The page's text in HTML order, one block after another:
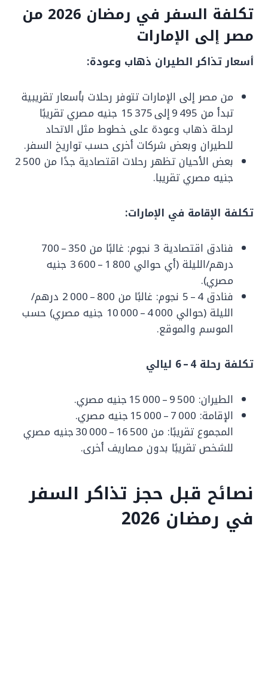
تكلفة السفر في رمضان 2026 من
مصر إلى الإمارات
أسعار تذاكر الطيران ذهاب وعودة:
من مصر إلى الإمارات تتوفر رحلات بأسعار تقريبية
تبدأ من 9 495 إلى 15 375 جنيه مصري تقريبًا
لرحلة ذهاب وعودة على خطوط مثل الاتحاد
للطيران وبعض شركات أخرى حسب تواريخ السفر.
بعض الأحيان تظهر رحلات اقتصادية جدًا من 2 500
جنيه مصري تقريبا.
تكلفة الإقامة في الإمارات:
فنادق اقتصادية 3 نجوم: غالبًا من 350 – 700
درهم/الليلة (أي حوالي 1 800 – 3 600 جنيه
مصري).
فنادق 4 – 5 نجوم: غالبًا من 800 – 2 000 درهم/
الليلة (حوالي 4 000 – 10 000 جنيه مصري) حسب
الموسم والموقع.
تكلفة رحلة 4 – 6 ليالي
الطيران: 9 500 – 15 000 جنيه مصري.
الإقامة: 7 000 – 15 000 جنيه مصري.
المجموع تقريبًا: من 16 500 – 30 000 جنيه مصري
للشخص تقريبًا بدون مصاريف أخرى.
نصائح قبل حجز تذاكر السفر
في رمضان 2026